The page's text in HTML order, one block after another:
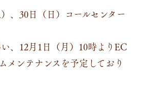
、30日（日）コールセンター
、12月1日（月）10時よりEC
メンテナンスを予定しており